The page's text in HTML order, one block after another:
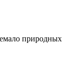
природных